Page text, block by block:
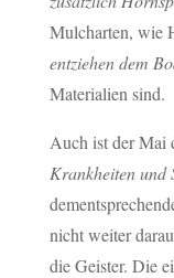
Mulcharten, wie
entziehen dem
Materialien sind.
Auch ist der Mai
Krankheiten und
nicht weiter
die Geister. Die